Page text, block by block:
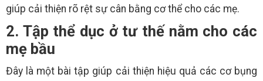
giúp cải thiện rõ rệt sự cân bằng cơ thể cho các mẹ.
2. Tập thể dục ở tư thế nằm cho các
mẹ bầu
Đây là một bài tập giúp cải thiện hiệu quả các cơ bụng